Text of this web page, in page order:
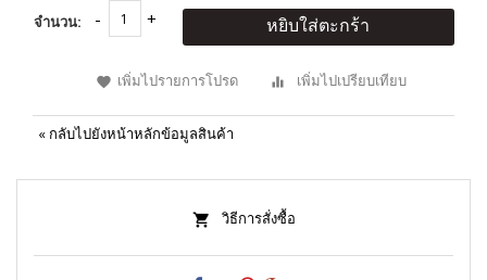
จำนวน: หยิบใส่ตะกร้า
เพิ่มไปรายการโปรด เพิ่มไปเปรียบเทียบ
« กลับไปยังหน้าหลักข้อมูลสินค้า
วิธีการสั่งซื้อ